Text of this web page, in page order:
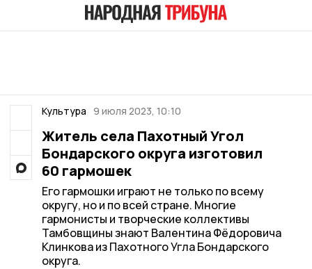
Культура 9 июля 2023, 10:10
Житель села Пахотный Угол
Бондарского округа изготовил
60 гармошек
Его гармошки играют не только по всему
округу, но и по всей стране. Многие
гармонисты и творческие коллективы
Тамбовщины знают Валентина Фёдоровича
Клинкова из Пахотного Угла Бондарского
округа.